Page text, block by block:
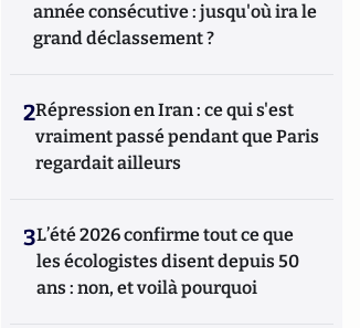
année consécutive : jusqu'où ira le
grand déclassement ?
2Répression en Iran : ce qui s'est
vraiment passé pendant que Paris
regardait ailleurs
3L’été 2026 confirme tout ce que
les écologistes disent depuis 50
ans : non, et voilà pourquoi